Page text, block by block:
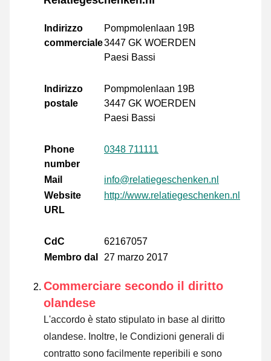
Indirizzo
commerciale
Pompmolenlaan 19B
3447 GK WOERDEN
Paesi Bassi
Indirizzo
postale
Pompmolenlaan 19B
3447 GK WOERDEN
Paesi Bassi
Phone
number
0348 711111
Mail
info@relatiegeschenken.nl
Website
URL
http://www.relatiegeschenken.nl
CdC
62167057
Membro dal
27 marzo 2017
Commerciare secondo il diritto
olandese
L'accordo è stato stipulato in base al diritto
olandese. Inoltre, le Condizioni generali di
contratto sono facilmente reperibili e sono